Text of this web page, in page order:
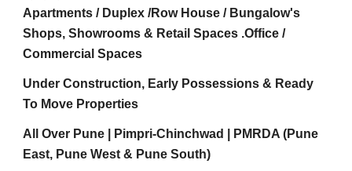
Apartments / Duplex /Row House / Bungalow's
Shops, Showrooms & Retail Spaces .Office /
Commercial Spaces
Under Construction, Early Possessions & Ready
To Move Properties
All Over Pune | Pimpri-Chinchwad | PMRDA (Pune
East, Pune West & Pune South)